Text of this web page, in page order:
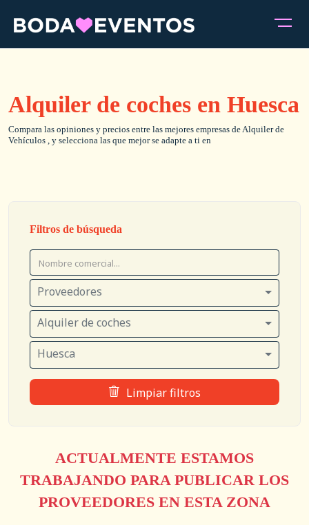
Alquiler de coches en Huesca
Compara las opiniones y precios entre las mejores empresas de Alquiler de
Vehículos , y selecciona las que mejor se adapte a ti en
Filtros de búsqueda
Proveedores
Alquiler de coches
Huesca
Limpiar filtros
ACTUALMENTE ESTAMOS
TRABAJANDO PARA PUBLICAR LOS
PROVEEDORES EN ESTA ZONA